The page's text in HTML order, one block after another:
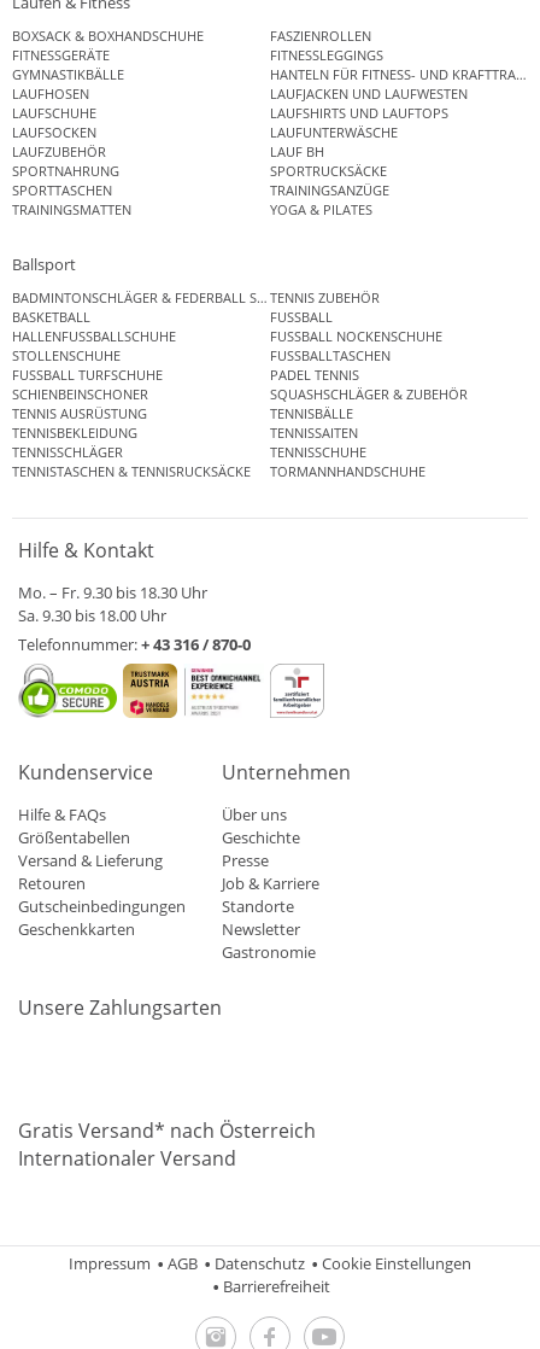
BOXSACK & BOXHANDSCHUHE
FASZIENROLLEN
FITNESSGERÄTE
FITNESSLEGGINGS
GYMNASTIKBÄLLE
HANTELN FÜR FITNESS- UND
LAUFHOSEN
LAUFJACKEN UND LAUFWESTEN
LAUFSCHUHE
LAUFSHIRTS UND LAUFTOPS
LAUFSOCKEN
LAUFUNTERWÄSCHE
LAUFZUBEHÖR
LAUF BH
SPORTNAHRUNG
SPORTRUCKSÄCKE
SPORTTASCHEN
TRAININGSANZÜGE
TRAININGSMATTEN
YOGA & PILATES
Ballsport
BADMINTONSCHLÄGER & FEDERBALL SETSTENNIS ZUBEHÖR
BASKETBALL
FUSSBALL
HALLENFUSSBALLSCHUHE
FUSSBALL NOCKENSCHUHE
STOLLENSCHUHE
FUSSBALLTASCHEN
FUSSBALL TURFSCHUHE
PADEL TENNIS
SCHIENBEINSCHONER
SQUASHSCHLÄGER & ZUBEHÖR
TENNIS AUSRÜSTUNG
TENNISBÄLLE
TENNISBEKLEIDUNG
TENNISSAITEN
TENNISSCHLÄGER
TENNISSCHUHE
TENNISTASCHEN & TENNISRUCKSÄCKE
TORMANNHANDSCHUHE
Hilfe & Kontakt
Mo. – Fr. 9.30 bis 18.30 Uhr
Sa. 9.30 bis 18.00 Uhr
Telefonnummer:+ 43 316 / 870-0
Kundenservice
Hilfe & FAQs
Größentabellen
Versand & Lieferung
Retouren
Gutscheinbedingungen
Geschenkkarten
Unternehmen
Über uns
Geschichte
Presse
Job & Karriere
Standorte
Newsletter
Gastronomie
Unsere Zahlungsarten
Gratis Versand* nach Österreich
Internationaler Versand
Impressum AGB Datenschutz
Cookie Einstellungen
Barrierefreiheit